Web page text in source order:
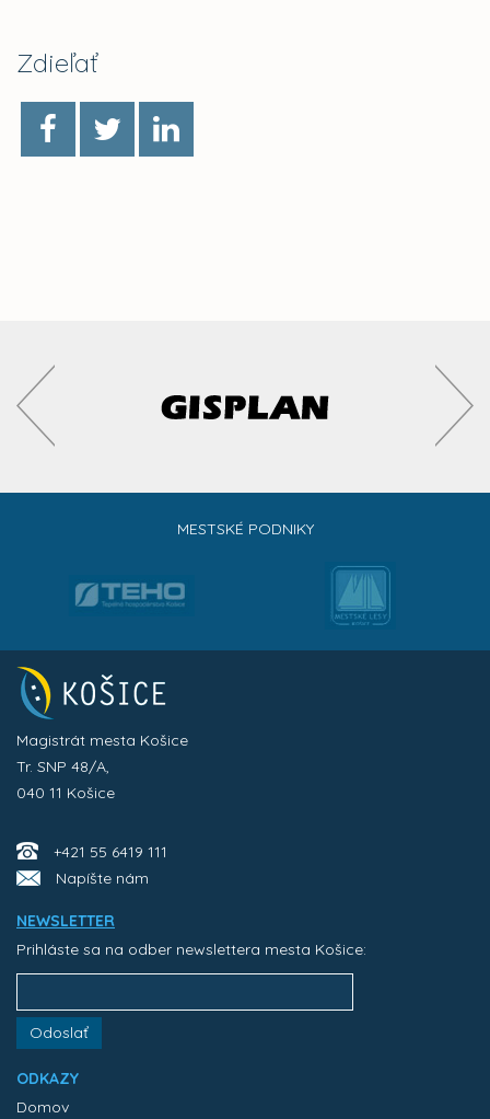
Zdieľať
MESTSKÉ PODNIKY
Magistrát mesta Košice
Tr. SNP 48/A,
040 11 Košice
+421 55 6419 111
Napíšte nám
NEWSLETTER
Prihláste sa na odber newslettera mesta Košice:
Odoslať
ODKAZY
Domov